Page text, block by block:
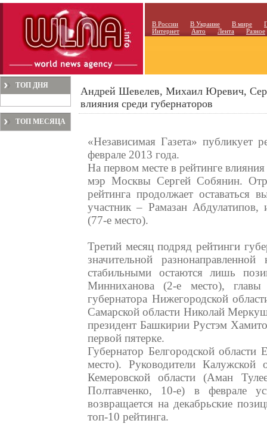
В России В Украине В мире
Интернет
Авто Лента Разное
ТОП ДНЯ
ТОП МЕСЯЦА
Андрей Шевелев, Михаил Юревич,
влияния среди губернаторов
«Независимая Газета» публикует
феврале 2013 года.
На первом месте в рейтинге
мэр Москвы Сергей Собянин.
рейтинга продолжает оставаться
участник – Рамазан Абдулатипов,
(77-е место).
Третий месяц подряд рейтинги
значительной
стабильными остаются лишь
Минниханова (2-е место),
губернатора Нижегородской
Самарской области Николай
президент Башкирии Рустэм
первой пятерке.
Губернатор Белгородской области
место). Руководители
Кемеровской области (Аман
Полтавченко, 10-е) в феврале
возвращается на декабрьские
топ-10 рейтинга.